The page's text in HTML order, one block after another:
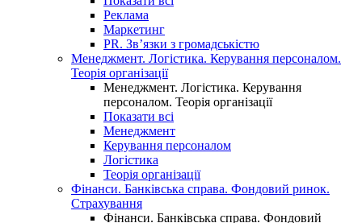
Реклама
Маркетинг
PR. Зв’язки з громадськістю
Менеджмент. Логістика. Керування персоналом.
Теорія організації
Менеджмент. Логістика. Керування
персоналом. Теорія організації
Показати всі
Менеджмент
Керування персоналом
Логістика
Теорія організації
Фінанси. Банківська справа. Фондовий ринок.
Страхування
Фінанси. Банківська справа. Фондовий